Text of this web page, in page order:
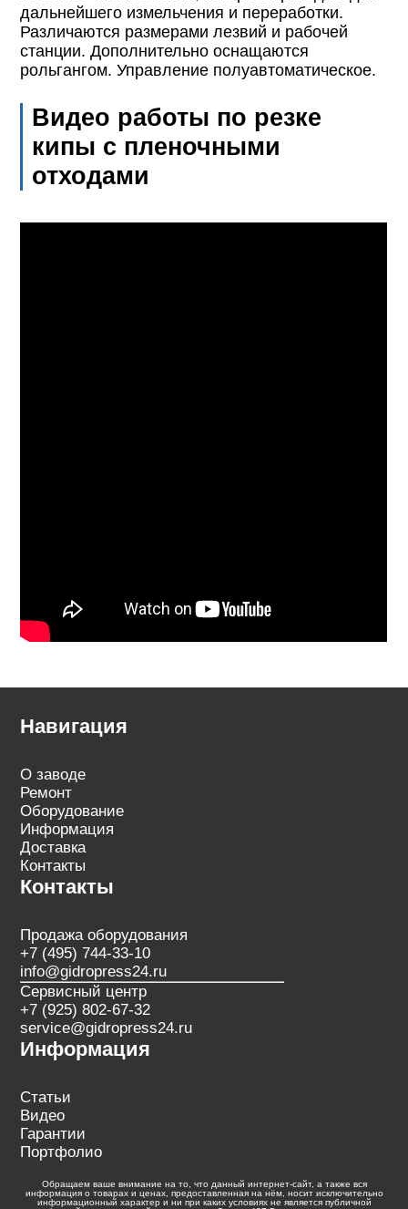
дальнейшего измельчения и переработки.
Различаются размерами лезвий и рабочей
станции. Дополнительно оснащаются
рольгангом. Управление полуавтоматическое.
Видео работы по резке
кипы с пленочными
отходами
Навигация
О заводе
Ремонт
Оборудование
Информация
Доставка
Контакты
Контакты
Продажа оборудования
+7 (495) 744-33-10
info@gidropress24.ru
Сервисный центр
+7 (925) 802-67-32
service@gidropress24.ru
Информация
Статьи
Видео
Гарантии
Портфолио
Обращаем ваше внимание на то, что данный интернет-сайт, а также вся
информация о товарах и ценах, предоставленная на нём, носит исключительно
информационный характер и ни при каких условиях не является публичной